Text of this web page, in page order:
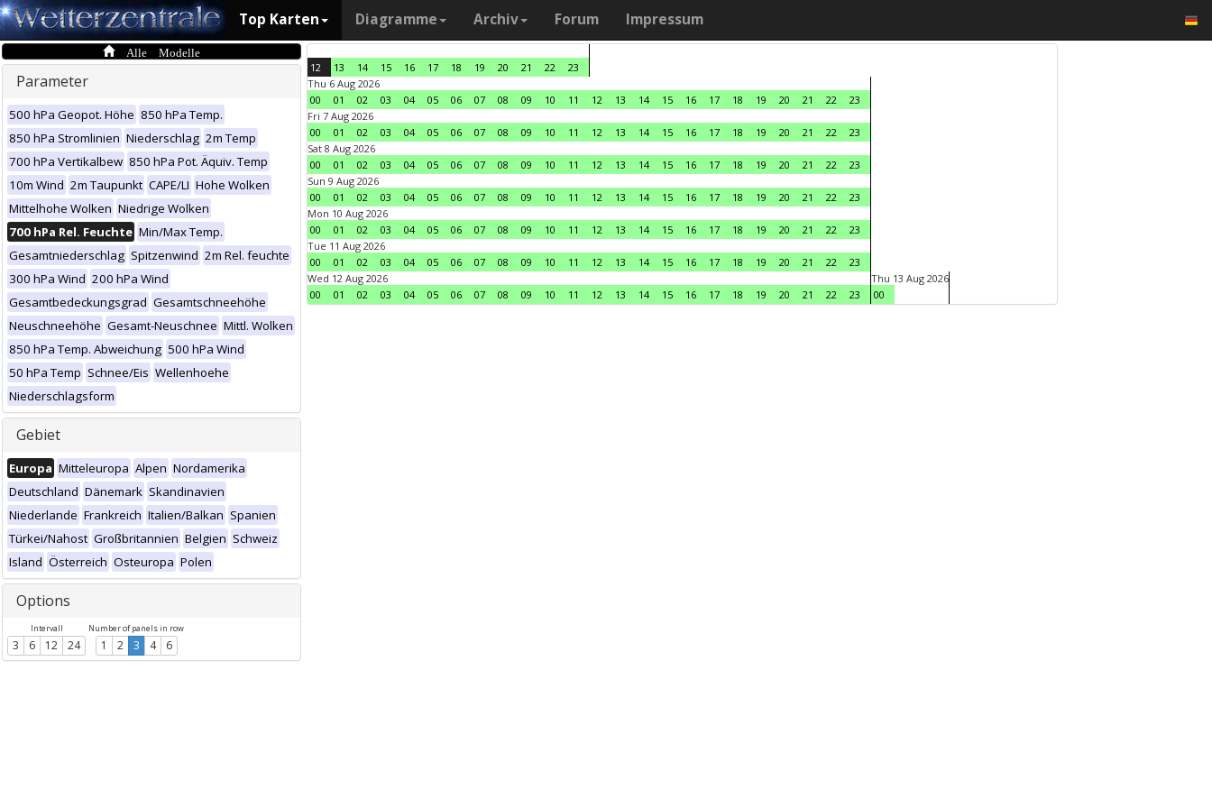
Top Karten Diagramme Archiv Forum Impressum
Alle Modelle
Parameter
500 hPa Geopot. Höhe 850 hPa Temp.
850 hPa Stromlinien Niederschlag 2m Temp
700 hPa Vertikalbew 850 hPa Pot. Äquiv. Temp
10m Wind 2m Taupunkt CAPE/LI Hohe Wolken
Mittelhohe Wolken Niedrige Wolken
700 hPa Rel. Feuchte Min/Max Temp.
Gesamtniederschlag Spitzenwind 2m Rel. feuchte
300 hPa Wind 200 hPa Wind
Gesamtbedeckungsgrad Gesamtschneehöhe
Neuschneehöhe Gesamt-Neuschnee Mittl. Wolken
850 hPa Temp. Abweichung 500 hPa Wind
50 hPa Temp Schnee/Eis Wellenhoehe
Niederschlagsform
Gebiet
Europa Mitteleuropa Alpen Nordamerika
Deutschland Dänemark Skandinavien
Niederlande Frankreich Italien/Balkan Spanien
Türkei/Nahost Großbritannien Belgien Schweiz
Island Österreich Osteuropa Polen
Options
Intervall
3 6 12 24
Number of panels in row
1 2 3 4 6
12 13 14 15 16 17 18 19 20 21 22
23
Thu 6 Aug 2026
00
01 02 03 04 05 06 07 08 09 10 11 12 13 14 15 16 17 18 19 20 21 22
23
Fri 7 Aug 2026
00
01 02 03 04 05 06 07 08 09 10 11 12 13 14 15 16 17 18 19 20 21 22
23
Sat 8 Aug 2026
00
01 02 03 04 05 06 07 08 09 10 11 12 13 14 15 16 17 18 19 20 21 22
23
Sun 9 Aug 2026
00
01 02 03 04 05 06 07 08 09 10 11 12 13 14 15 16 17 18 19 20 21 22
23
Mon 10 Aug 2026
00
01 02 03 04 05 06 07 08 09 10 11 12 13 14 15 16 17 18 19 20 21 22
23
Tue 11 Aug 2026
00
01 02 03 04 05 06 07 08 09 10 11 12 13 14 15 16 17 18 19 20 21 22
23
Wed 12 Aug 2026
00
01 02 03 04 05 06 07 08 09 10 11 12 13 14 15 16 17 18 19 20 21 22 23
Thu 13 Aug 2026
00